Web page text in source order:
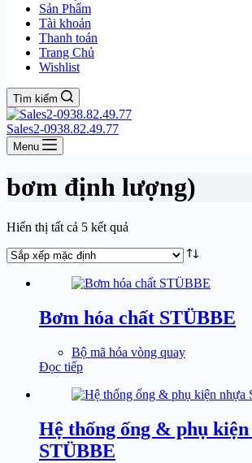
Sản Phẩm
Tài khoản
Thanh toán
Trang Chủ
Wishlist
Tìm kiếm
Sales2-0938.82.49.77
Menu
bơm định lượng)
Hiển thị tất cả 5 kết quả
Bơm hóa chất STÜBBE
Bộ mã hóa vòng quay
Đọc tiếp
Hệ thống ống & phụ
STÜBBE